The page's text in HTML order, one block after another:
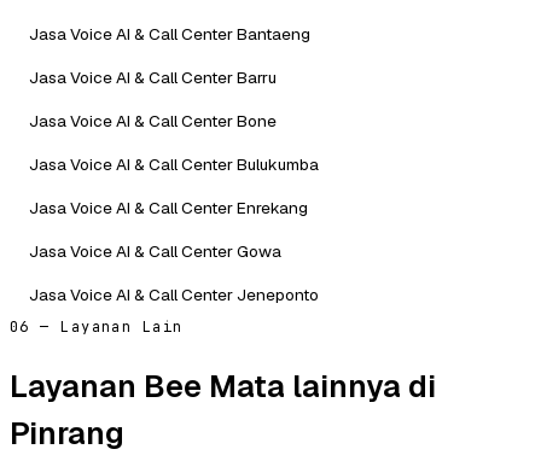
Jasa Voice AI & Call Center Bantaeng
Jasa Voice AI & Call Center Barru
Jasa Voice AI & Call Center Bone
Jasa Voice AI & Call Center Bulukumba
Jasa Voice AI & Call Center Enrekang
Jasa Voice AI & Call Center Gowa
Jasa Voice AI & Call Center Jeneponto
06 — Layanan Lain
Layanan Bee Mata lainnya di
Pinrang